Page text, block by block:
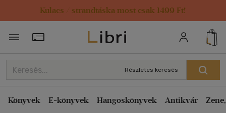
Kulacs / strandtáska most csak 1499 Ft!
Törzsvásárlói Kártya adatai
Részletes keresés
Könyvek E-könyvek Hangoskönyvek Antikvár
Rendezés
Kiadás éve szerint csökkenő
Ár szerint csökkenő